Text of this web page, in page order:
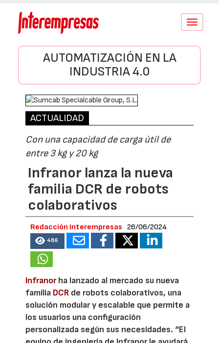
Conmutar
AUTOMATIZACIÓN EN LA
INDUSTRIA 4.0
ACTUALIDAD
Con una capacidad de carga útil de
entre 3 kg y 20 kg
Infranor lanza la nueva
familia DCR de robots
colaborativos
Redacción Interempresas 26/06/2024
486
Infranorha lanzado al mercado su nueva
familia DCR de robots colaborativos, una
solución modular y escalable que permite a
los usuarios una configuración
personalizada según sus necesidades. “El